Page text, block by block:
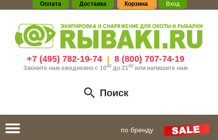
Оплата Доставка Корзина Вход
+7 (495) 782-19-74| 8 (800) 707-74-19
Звоните нам ежедневно с 1000до 21 00 или напишите нам
Поиск
Toggle
navigation
по бренду